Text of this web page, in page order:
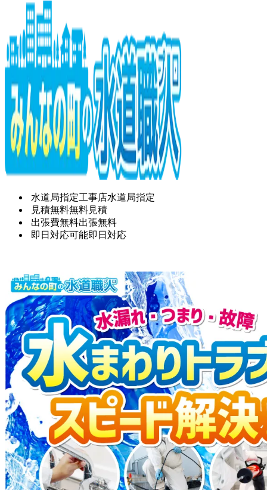
水道局指定工事店水道局指定
見積無料無料見積
出張費無料出張無料
即日対応可能即日対応